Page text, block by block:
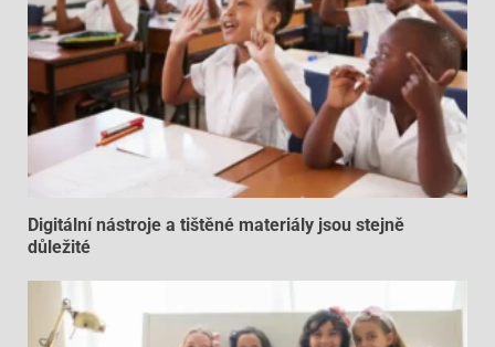
Digitální nástroje a tištěné materiály jsou stejně
důležité